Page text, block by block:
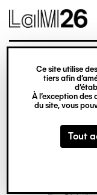
Gestion des
Ce site utilise
tiers afin
À l’exception
du site, vous
Tout
contenu